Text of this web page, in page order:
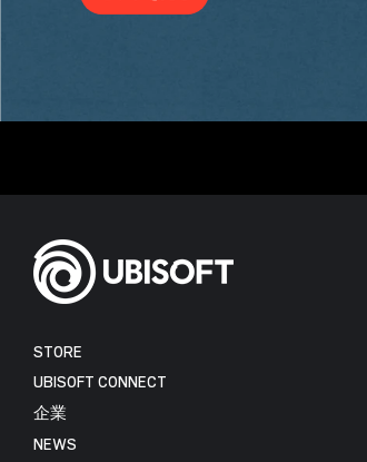
STORE
UBISOFT CONNECT
企業
NEWS